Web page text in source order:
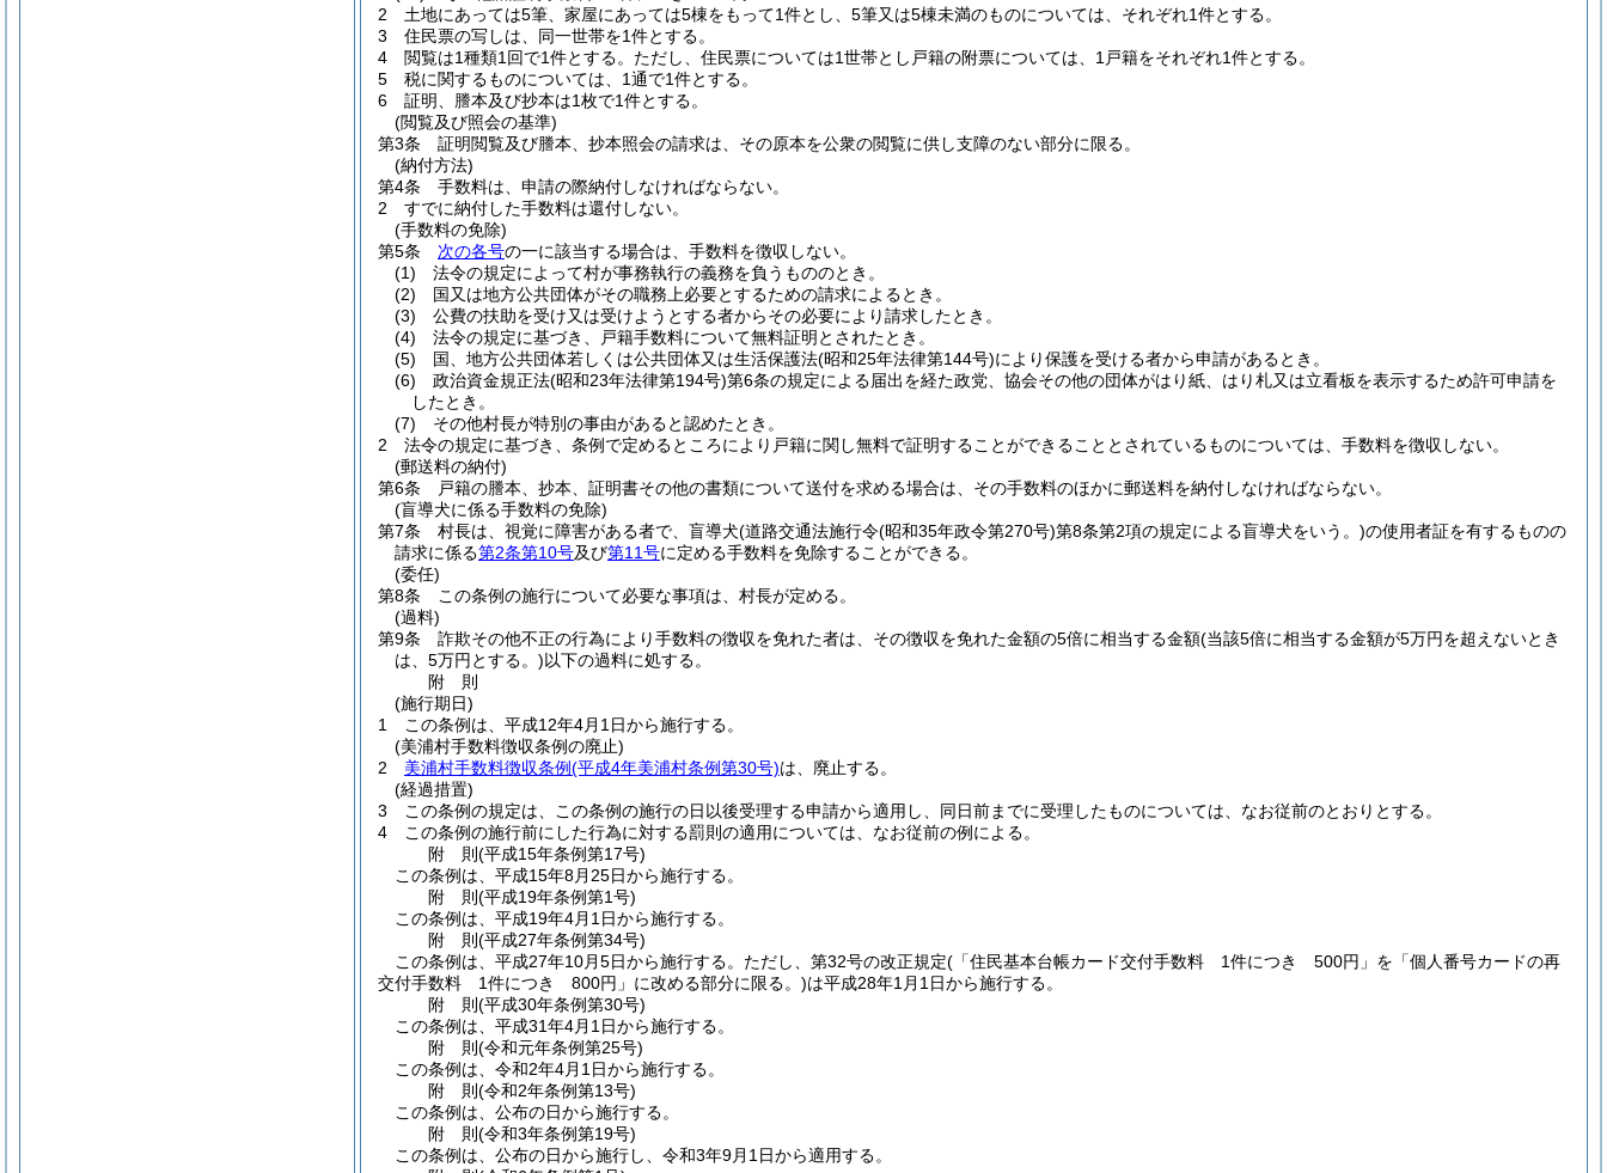
2
土地にあっては5筆、家屋にあっては5棟をもって1件とし、5筆又は5棟未満のものについては、それぞれ1件とする。
3
住民票の写しは、同一世帯を1件とする。
4
閲覧は1種類1回で1件とする。 ただし、住民票については1世帯とし戸籍の附票については、1戸籍をそれぞれ1件とする。
5
税に関するものについては、1通で1件とする。
6
証明、謄本及び抄本は1枚で1件とする。
(閲覧及び照会の基準)
第3条
証明閲覧及び謄本、抄本照会の請求は、その原本を公衆の閲覧に供し支障のない部分に限る。
(納付方法)
第4条
手数料は、申請の際納付しなければならない。
2
すでに納付した手数料は還付しない。
(手数料の免除)
第5条
次の各号の一に該当する場合は、手数料を徴収しない。
(1)
法令の規定によって村が事務執行の義務を負うもののとき。
(2)
国又は地方公共団体がその職務上必要とするための請求によるとき。
(3)
公費の扶助を受け又は受けようとする者からその必要により請求したとき。
(4)
法令の規定に基づき、戸籍手数料について無料証明とされたとき。
(5)
国、地方公共団体若しくは公共団体又は生活保護法(昭和25年法律第144号)により保護を受ける者から申請があるとき。
(6)
政治資金規正法(昭和23年法律第194号)第6条の規定による届出を経た政党、協会その他の団体がはり紙、はり札又は立看板を表示するため許可申請を
したとき。
(7)
その他村長が特別の事由があると認めたとき。
2
法令の規定に基づき、条例で定めるところにより戸籍に関し無料で証明することができることとされているものについては、手数料を徴収しない。
(郵送料の納付)
第6条
戸籍の謄本、抄本、証明書その他の書類について送付を求める場合は、その手数料のほかに郵送料を納付しなければならない。
(盲導犬に係る手数料の免除)
第7条
村長は、視覚に障害がある者で、盲導犬(道路交通法施行令(昭和35年政令第270号)第8条第2項の規定による盲導犬をいう。)の使用者証を有するものの
請求に係る第2条第10号及び第11号に定める手数料を免除することができる。
(委任)
第8条
この条例の施行について必要な事項は、村長が定める。
(過料)
第9条
詐欺その他不正の行為により手数料の徴収を免れた者は、その徴収を免れた金額の5倍に相当する金額(当該5倍に相当する金額が5万円を超えないとき
は、5万円とする。)以下の過料に処する。
附 則
(施行期日)
1
この条例は、平成12年4月1日から施行する。
(美浦村手数料徴収条例の廃止)
2
美浦村手数料徴収条例(平成4年美浦村条例第30号)は、廃止する。
(経過措置)
3
この条例の規定は、この条例の施行の日以後受理する申請から適用し、同日前までに受理したものについては、なお従前のとおりとする。
4
この条例の施行前にした行為に対する罰則の適用については、なお従前の例による。
附 則(平成15年条例第17号)
この条例は、平成15年8月25日から施行する。
附 則(平成19年条例第1号)
この条例は、平成19年4月1日から施行する。
附 則(平成27年条例第34号)
この条例は、平成27年10月5日から施行する。 ただし、第32号の改正規定(「住民基本台帳カード交付手数料 1件につき 500円」を「個人番号カードの再
交付手数料 1件につき 800円」に改める部分に限る。)は平成28年1月1日から施行する。
附 則(平成30年条例第30号)
この条例は、平成31年4月1日から施行する。
附 則(令和元年条例第25号)
この条例は、令和2年4月1日から施行する。
附 則(令和2年条例第13号)
この条例は、公布の日から施行する。
附 則(令和3年条例第19号)
この条例は、公布の日から施行し、令和3年9月1日から適用する。